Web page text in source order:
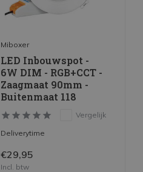
Miboxer
LED Inbouwspot -
6W DIM - RGB+CCT -
Zaagmaat 90mm -
Buitenmaat 118
Vergelijk
Deliverytime
€29,95
Incl. btw